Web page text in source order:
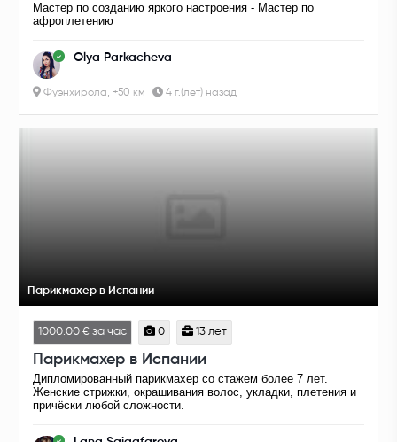
Мастер по созданию яркого настроения - Мастер по
афроплетению
Olya Parkacheva
Фуэнхирола, +50 км 4 г.(лет) назад
Парикмахер в Испании
1000.00 € за час 0 13 лет
Парикмахер в Испании
Дипломированный парикмахер со стажем более 7 лет.
Женские стрижки, окрашивания волос, укладки, плетения и
причёски любой сложности.